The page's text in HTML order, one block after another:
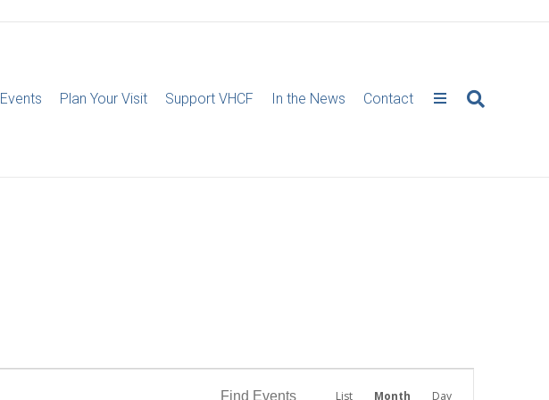
Events Plan Your Visit Support VHCF In the News Contact
Find Events List Month Day